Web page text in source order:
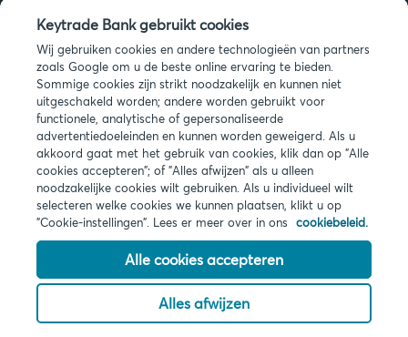
Veelgestelde vragen
Juridische info
Privacy
Cookies
PSD2
Toegankelijkheid
© 2026 Keytrade Bank, Belgisch bijkantoor van Arkéa Direct Bank NV
(Frankrijk), filiaal van Crédit Mutuel Arkéa
Keytrade Bank gebruikt cookies
Wij gebruiken cookies en andere technologieën van partners
zoals Google om u de beste online ervaring te bieden.
Sommige cookies zijn strikt noodzakelijk en kunnen niet
uitgeschakeld worden; andere worden gebruikt voor
functionele, analytische of gepersonaliseerde
advertentiedoeleinden en kunnen worden geweigerd. Als u
akkoord gaat met het gebruik van cookies, klik dan op "Alle
cookies accepteren"; of "Alles afwijzen" als u alleen
noodzakelijke cookies wilt gebruiken. Als u individueel wilt
selecteren welke cookies we kunnen plaatsen, klikt u op
"Cookie-instellingen". Lees er meer over in ons cookiebeleid.
Alle cookies accepteren
Alles afwijzen